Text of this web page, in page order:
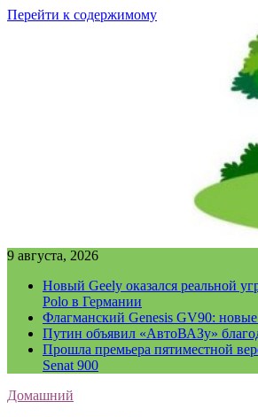
Перейти к содержимому
9 августа, 2026
Новый Geely оказался реальной
Polo в Германии
Флагманский Genesis GV90:
Путин объявил «АвтоВАЗу»
Прошла премьера пятиместной
Senat 900
Домашний